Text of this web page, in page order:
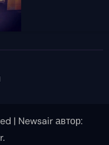
| Newsairавтор:
.